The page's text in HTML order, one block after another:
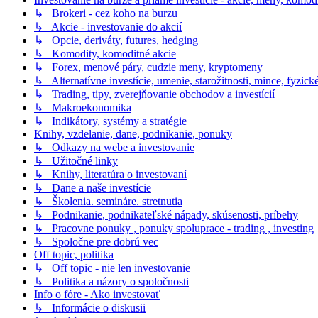
↳ Brokeri - cez koho na burzu
↳ Akcie - investovanie do akcií
↳ Opcie, deriváty, futures, hedging
↳ Komodity, komoditné akcie
↳ Forex, menové páry, cudzie meny, kryptomeny
↳ Alternatívne investície, umenie, starožitnosti, mince,
↳ Trading, tipy, zverejňovanie obchodov a investícií
↳ Makroekonomika
↳ Indikátory, systémy a stratégie
Knihy, vzdelanie, dane, podnikanie, ponuky
↳ Odkazy na webe a investovanie
↳ Užitočné linky
↳ Knihy, literatúra o investovaní
↳ Dane a naše investície
↳ Školenia. semináre. stretnutia
↳ Podnikanie, podnikateľské nápady, skúsenosti, príbehy
↳ Pracovne ponuky , ponuky spoluprace - trading , investing
↳ Spoločne pre dobrú vec
Off topic, politika
↳ Off topic - nie len investovanie
↳ Politika a názory o spoločnosti
Info o fóre - Ako investovať
↳ Informácie o diskusii